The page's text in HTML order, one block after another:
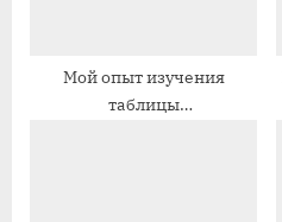
Мой опыт изучения
таблицы